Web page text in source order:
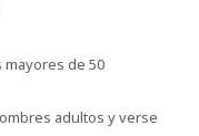
de 50
adultos y verse